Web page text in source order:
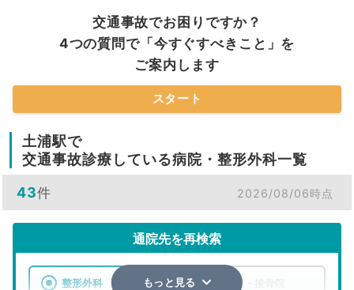
交通事故でお困りですか？
4つの質問で「今すぐすべきこと」を
ご案内します
スタート
土浦駅で
交通事故診療している病院・整形外科一覧
43件 2026/08/06時点
通院先を再検索
整形外科 整骨院・接骨院
もっと見る